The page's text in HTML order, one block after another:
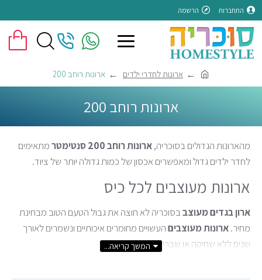
התחברות הרשמה
ארונות לחדרי ילדים ארונות רוחב 200
ארונות רוחב 200
מהארונות הגדולים בסוכריה,ארונות רוחב 200 סנטימטר
מתאימים
לחדר ילדים גדול ומאפשרים אכסון של כמות גדולה יותר של ציוד.
ארונות מעוצבים לכל כיס
ארון בגדים מעוצבבסוכריה לא חוצה את גבול הטעם הטוב מבחינת
מחיר.ארונות מעוצביםהעשויים מחומרים איכותיים ונשמרים לאורך
שנים ללא שחיקה או שברים.